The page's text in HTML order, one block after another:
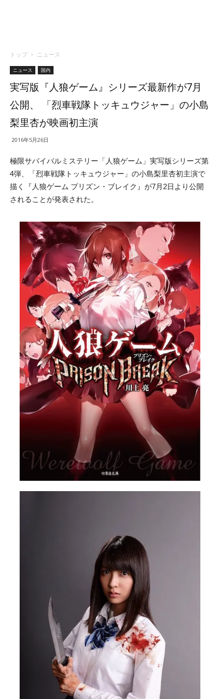
トップ ニュース
ニュース 国内
実写版『人狼ゲーム』シリーズ最新作が7月
公開、 「烈車戦隊トッキュウジャー」の小島
梨里杏が映画初主演
2016年5月26日
極限サバイバルミステリー「人狼ゲーム」実写版シリーズ第
4弾、「烈車戦隊トッキュウジャー」の小島梨里杏初主演で
描く『人狼ゲーム プリズン・ブレイク』が7月2日より公開
されることが発表された。